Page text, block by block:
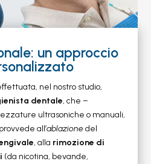
un approccio
nel nostro studio,
dentale, che –
ultrasoniche o manuali,
all’ablazionedel
, alla rimozione di
(da nicotina, bevande,